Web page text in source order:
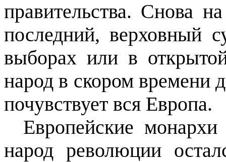
правительства. Снова
последний, верховный
выборах или в
народ в скором времени
почувствует вся Европа.
Европейские
народ революции